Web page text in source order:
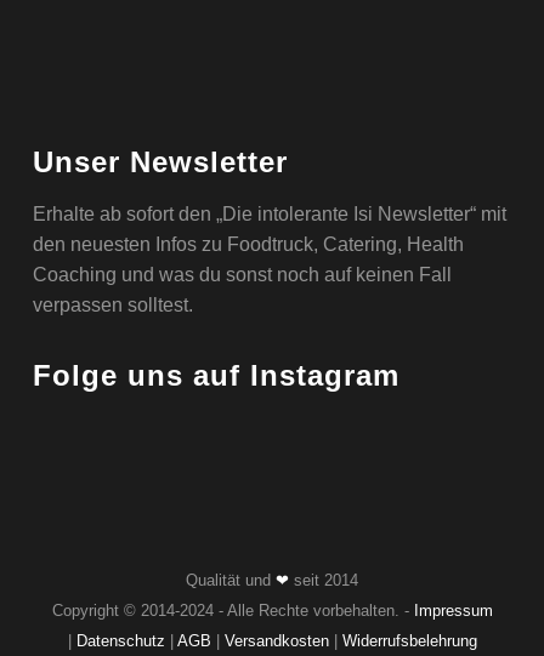
Unser Newsletter
Erhalte ab sofort den „Die intolerante Isi Newsletter“ mit
den neuesten Infos zu Foodtruck, Catering, Health
Coaching und was du sonst noch auf keinen Fall
verpassen solltest.
Folge uns auf Instagram
Qualität und ❤ seit 2014
Copyright © 2014-2024 - Alle Rechte vorbehalten. - Impressum
Datenschutz AGB Versandkosten| Widerrufsbelehrung